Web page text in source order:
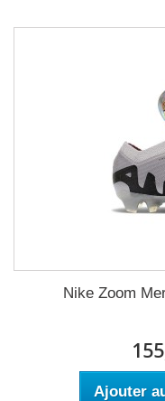
Nike Zoom
Ajouter